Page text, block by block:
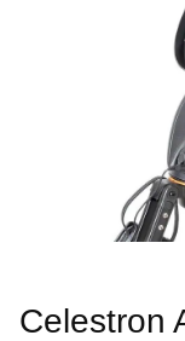
Celestron